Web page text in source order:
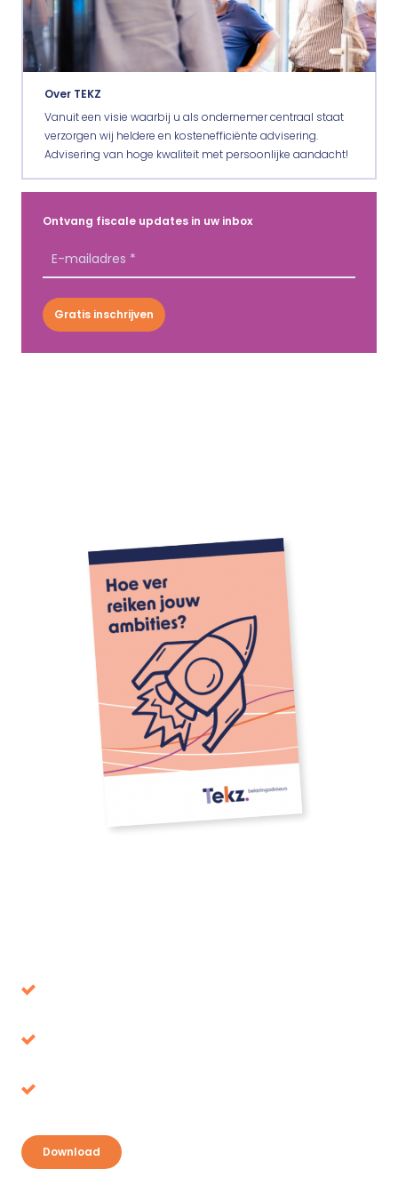
Over TEKZ
Vanuit een visie waarbij u als ondernemer centraal staat
verzorgen wij heldere en kostenefficiënte advisering.
Advisering van hoge kwaliteit met persoonlijke aandacht!
Ontvang fiscale updates in uw inbox
Gratis inschrijven
Download